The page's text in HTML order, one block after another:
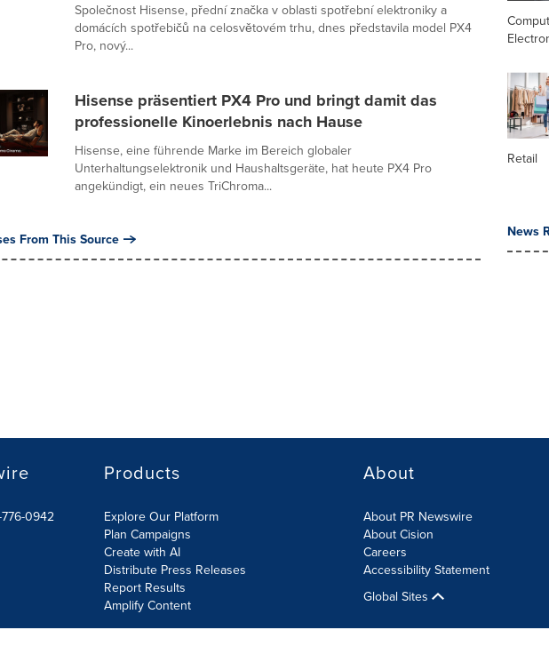
Společnost Hisense, přední značka v oblasti spotřební elektroniky a
domácích spotřebičů na celosvětovém trhu, dnes představila model PX4
Pro, nový...
Hisense präsentiert PX4 Pro und bringt damit das
professionelle Kinoerlebnis nach Hause
Hisense, eine führende Marke im Bereich globaler
Unterhaltungselektronik und Haushaltsgeräte, hat heute PX4 Pro
angekündigt, ein neues TriChroma...
From This Source
Retail
News
0942
Products
Explore Our Platform
Plan Campaigns
Create with AI
Distribute Press Releases
Report Results
Amplify Content
About
About PR Newswire
About Cision
Careers
Accessibility Statement
Global Sites